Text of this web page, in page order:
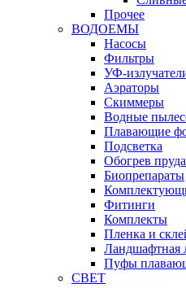
Прочее
ВОДОЕМЫ
Насосы
Фильтры
УФ-
Аэраторы
Cкиммеры
Водные
Плавающие
Подсветка
Обогрев пруда
Биопрепараты
Фитинги
Комплекты
Пленка и
Ландшафтная
Пуфы
СВЕТ